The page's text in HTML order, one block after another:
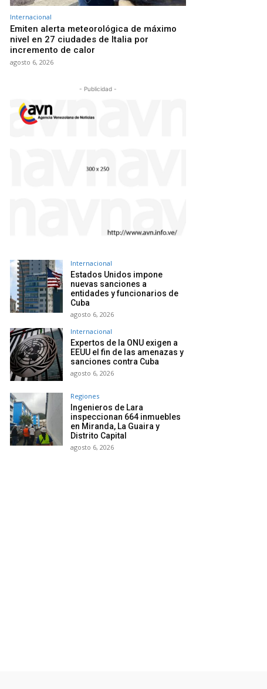
Internacional
Emiten alerta meteorológica de máximo
nivel en 27 ciudades de Italia por
incremento de calor
agosto 6, 2026
- Publicidad -
Internacional
Estados Unidos impone
nuevas sanciones a
entidades y funcionarios de
Cuba
agosto 6, 2026
Internacional
Expertos de la ONU exigen a
EEUU el fin de las amenazas y
sanciones contra Cuba
agosto 6, 2026
Regiones
Ingenieros de Lara
inspeccionan 664 inmuebles
en Miranda, La Guaira y
Distrito Capital
agosto 6, 2026